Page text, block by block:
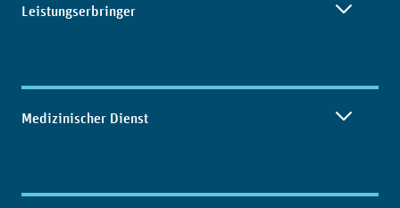
Leistungserbringer
Medizinischer Dienst